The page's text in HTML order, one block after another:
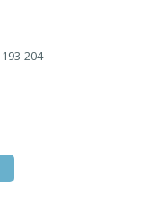
204